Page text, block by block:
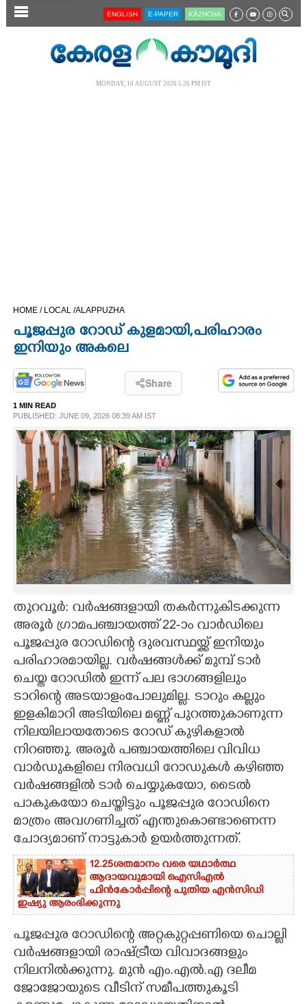
SECTIONS
LIFESTYLE
SPIRITUAL
INFO+
ART
LITERATURE
ZOOM
CONTACT US
ENGLISH E-PAPER KĀZHCHA
MONDAY, 10 AUGUST 2026 5.26 PM IST
HOME / LOCAL /ALAPPUZHA
പൂജപ്പുര റോഡ് കുളമായി,​ പരിഹാരം
ഇനിയും അകലെ
Share
1 MIN READ
PUBLISHED: JUNE 09, 2026 08:39 AM IST
തുറവൂർ: വർഷങ്ങളായി തകർന്നുകിടക്കുന്ന
അരൂർ ഗ്രാമപഞ്ചായത്ത് 22-ാം വാർഡിലെ
പൂജപ്പുര റോഡിന്റെ ദുരവസ്ഥയ്ക്ക് ഇനിയും
പരിഹാരമായില്ല. വർഷങ്ങൾക്ക് മുമ്പ് ടാർ
ചെയ്ത റോഡിൽ ഇന്ന് പല ഭാഗങ്ങളിലും
ടാറിന്റെ അടയാളംപോലുമില്ല. ടാറും കല്ലും
ഇളകിമാറി അടിയിലെ മണ്ണ് പുറത്തുകാണുന്ന
നിലയിലായതോടെ റോഡ് കുഴികളാൽ
നിറഞ്ഞു. അരൂർ പഞ്ചായത്തിലെ വിവിധ
വാർഡുകളിലെ നിരവധി റോഡുകൾ കഴിഞ്ഞ
വർഷങ്ങളിൽ ടാർ ചെയ്യുകയോ,​ ടൈൽ
പാകുകയോ ചെയ്തിട്ടും പൂജപ്പുര റോഡിനെ
മാത്രം അവഗണിച്ചത് എന്തുകൊണ്ടാണെന്ന
ചോദ്യമാണ് നാട്ടുകാർ ഉയർത്തുന്നത്.
12.25ശതമാനം വരെ യഥാർത്ഥ
ആദായവുമായി ഐസിഎൽ
ഫിൻകോർപ്പിന്റെ പുതിയ എൻസിഡി
ഇഷ്യു ആരംഭിക്കുന്നു
പൂജപ്പുര റോഡിന്റെ അറ്റകുറ്റപ്പണിയെ ചൊല്ലി
വർഷങ്ങളായി രാഷ്ട്രീയ വിവാദങ്ങളും
നിലനിൽക്കുന്നു. മുൻ എം.എൽ.എ ദലീമ
ജോജോയുടെ വീടിന് സമീപത്തുകൂടി